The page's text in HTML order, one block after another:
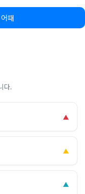
때
다.
▲
▲
▲